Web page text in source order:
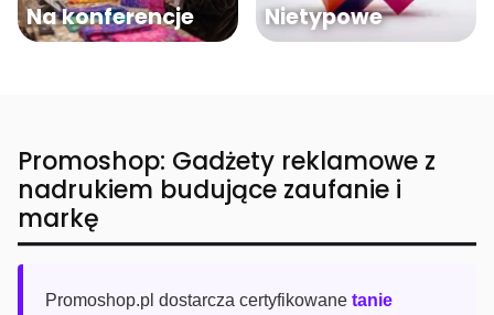
Na konferencje Nietypowe
Promoshop: Gadżety reklamowe z
nadrukiem budujące zaufanie i
markę
Promoshop.pl dostarcza certyfikowane tanie